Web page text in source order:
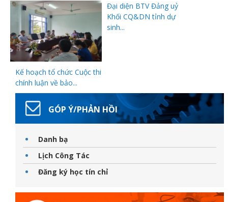
Đại diện BTV Đảng uỷ
Khối CQ&DN tỉnh dự
sinh...
Kế hoạch tổ chức Cuộc thi
chính luận về bảo...
GÓP Ý/PHẢN HỒI
Danh bạ
Lịch Công Tác
Đăng ký học tín chỉ